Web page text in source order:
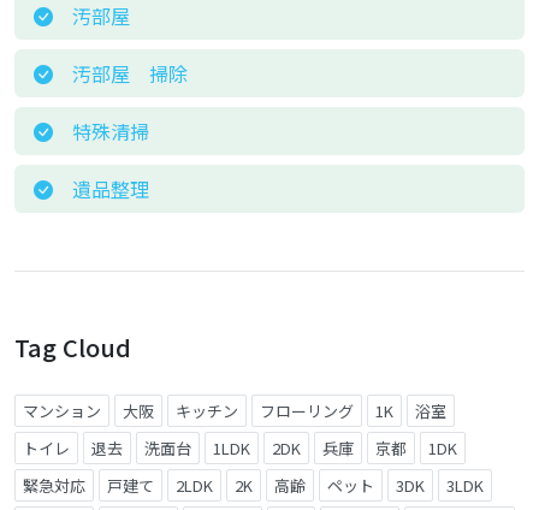
汚部屋
汚部屋 掃除
特殊清掃
遺品整理
Tag Cloud
マンション 大阪 キッチン フローリング 1K
浴室
トイレ
退去 洗面台 1LDK 2DK 兵庫 京都
1DK
緊急対応
戸建て 2LDK 2K 高齢 ペット 3DK
3LDK